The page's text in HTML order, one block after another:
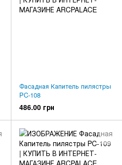
Фасадная Капитель пилястры
PC-108
486.00 грн